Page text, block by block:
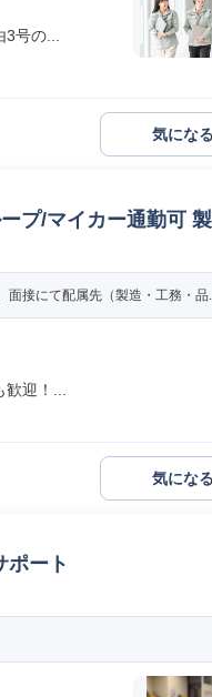
号の...
気になる
プ/マイカー通勤可
面接にて配属先（製造・工務・品
迎！...
気になる
ポート